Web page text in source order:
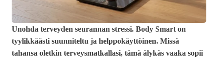
Unohda terveyden seurannan stressi. Body Smart on
tyylikkäästi suunniteltu ja helppokäyttöinen. Missä
tahansa oletkin terveysmatkallasi, tämä älykäs vaaka sopii